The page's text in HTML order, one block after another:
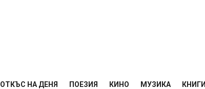
ОТКЪС НА ДЕНЯ ПОЕЗИЯ КИНО МУЗИКА КНИГИ